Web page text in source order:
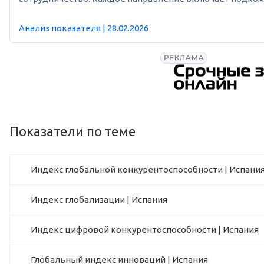
Анализ показателя | 28.02.2026
Показатели по теме
Индекс глобальной конкурентоспособности |
Индекс глобализации | Испания
Индекс цифровой конкурентоспособности | Испания
Глобальный индекс инноваций | Испания